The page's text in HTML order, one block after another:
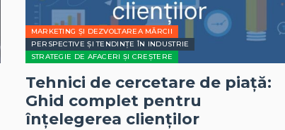
MARKETING ȘI DEZVOLTAREA MĂRCII
PERSPECTIVE ȘI TENDINȚE ÎN INDUSTRIE
STRATEGIE DE AFACERI ȘI CREȘTERE
Tehnici de cercetare de piață:
Ghid complet pentru
înțelegerea clienților